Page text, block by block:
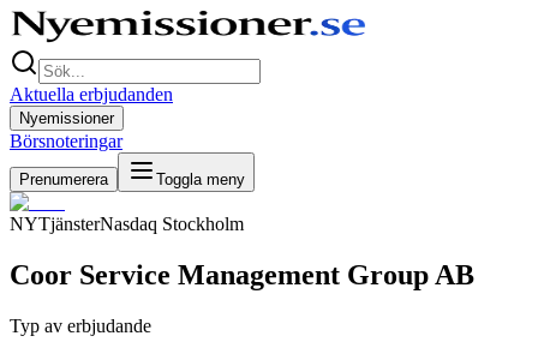
Aktuella erbjudanden
Nyemissioner
Börsnoteringar
Prenumerera Toggla meny
NYTjänsterNasdaq Stockholm
Coor Service Management Group AB
Typ av erbjudande